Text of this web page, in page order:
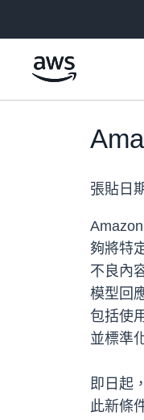
張貼日
夠將特
不良內
模型回
包括使
並標準
即日起
此新條